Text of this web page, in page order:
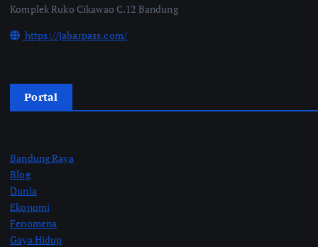
Komplek Ruko Cikawao C.12 Bandung
https://jabarpass.com/
Portal
Bandung Raya
Blog
Dunia
Ekonomi
Fenomena
Gaya Hidup